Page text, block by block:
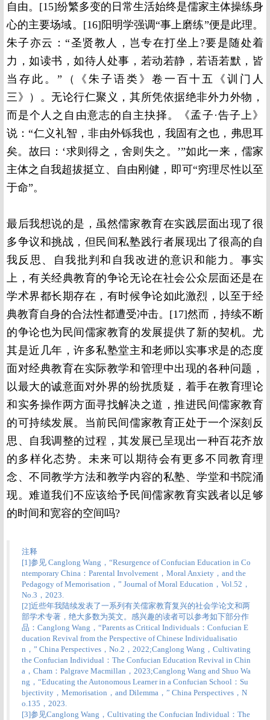
自由。 [15]纷繁多变的日常生活始终是儒家主体操练身
心的主要场域。 [16] 阳明学强调“事上磨练”便是此理。
朱子亦云：“圣贤教人，岂专在打坐上?要是随处着
力，如读书，如待人处事，若动若静，若语若默，皆
当存此。”（《朱子语类》卷一百十五《训门人
三》）。无论行仁聚义，其所凭依据绝非外力外物，
而是个人之自由意志的自主抉择。《孟子·告子上》
说：“仁义礼智，非由外铄我也，我固有之也，弗思耳
矣。故曰：‘求则得之，舍则失之。’”如此一来，儒家
主体之自我超拔挺立、自由刚健，即可“穷理尽性以至
于命”。
最后我想说的是，虽然儒家教育在实践层面出现了很
多争议和挑战，但民间私塾践行者展现出了很高的自
我反思、自我批判和自我改进的意识和能力。事实
上，有关经典教育的争论无论在社会公众层面还是在
学术界都长期存在，有时候争论如此激烈，以至于经
典教育自身的合法性都遭受冲击。 [17]然而，持续不断
的争论也为民间儒家教育的发展提供了新的契机。尤
其是近几年，许多私塾堂主和老师以实事求是的态度
面对经典教育在实际教学和管理中出现的各种问题，
以最大的诚意面对外界的纷扰质疑，着手在教育理论
和实务操作两方面寻找解决之道，推进民间儒家教育
的可持续发展。当前民间儒家教育正处于一个深刻反
思、自我调整的过程，其发展已呈现出一种百花齐放
的多样化态势。未来可以期待会有更多不同教育理
念、不同教学方法和教学内容的私塾、学堂和书院涌
现。难道我们不应该给予民间儒家教育实践者以足够
的时间和宽容的空间吗?
注释
[1]参见 Canglong Wang，“Resurgence of Confucian Education in Co
ntemporary China：Parental Involvement，Moral Anxiety，and the
Pedagogy of Memorisation，” Journal of Moral Education，Vol.52，
No.3，2023.
[2]近些年我陆续发表了一系列有关儒家教育复兴的社会学论文和两
部学术专著，绝大多数为英文。感兴趣的读者可以参考如下部分作
品：Canglong Wang，“Parents as Critical Individuals：Confucian E
ducation Revival from the Perspective of Chinese Individualisatio
n，” China Perspectives，No.2，2022;Canglong Wang，Cultivating
the Confucian Individual：The Confucian Education Revival in Chin
a，Cham：Palgrave Macmillan，2023;Canglong Wang and Shuo Wa
ng，“Educating the Autonomous Learner in a Confucian School：Su
bjectivity，Memorisation，and Dilemma，” China Perspectives，N
o.135，2023.
[3]参见Canglong Wang，Cultivating the Confucian Individual：The